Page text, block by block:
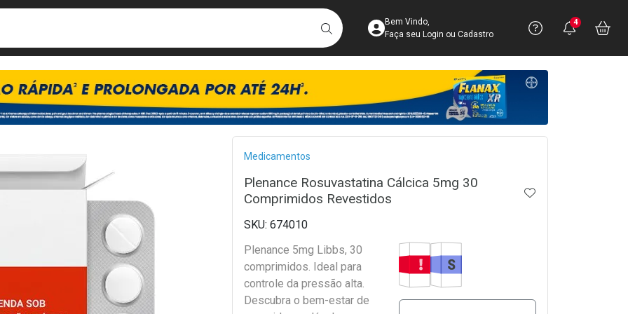
BUSCARAcesse sua Conta
Bem Vindo,
Faça seu Login ou Cadastro
Precisa
Ver Recursos
Você
4
Breadcrumb
Medicamentos
Plenance Rosuvastatina Cálcica 5mg 30
Comprimidos Revestidos
ADICIONAR AOS
674010
Plenance 5mg Libbs, 30
comprimidos. Ideal para
controle da pressão alta.
Descubra o bem-estar de